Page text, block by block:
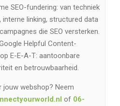
SEO-fundering: van techniek
linking, structured data
die SEO versterken.
Helpful Content-
E-E-A-T: aantoonbare
en betrouwbaarheid.
jouw webshop? Neem
of 06-